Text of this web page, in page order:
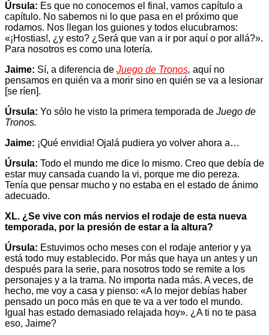
Úrsula: Es que no conocemos el final, vamos capítulo a
capítulo. No sabemos ni lo que pasa en el próximo que
rodamos. Nos llegan los guiones y todos elucubramos:
«¡Hostias!, ¿y esto? ¿Será que van a ir por aquí o por allá?».
Para nosotros es como una lotería.
Jaime: Sí, a diferencia de Juego de Tronos, aquí no
pensamos en quién va a morir sino en quién se va a lesionar
[se ríen].
Úrsula: Yo sólo he visto la primera temporada de Juego de
Tronos.
Jaime: ¡Qué envidia! Ojalá pudiera yo volver ahora a…
Úrsula: Todo el mundo me dice lo mismo. Creo que debía de
estar muy cansada cuando la vi, porque me dio pereza.
Tenía que pensar mucho y no estaba en el estado de ánimo
adecuado.
XL. ¿Se vive con más nervios el rodaje de esta nueva
temporada, por la presión de estar a la altura?
Úrsula: Estuvimos ocho meses con el rodaje anterior y ya
está todo muy establecido. Por más que haya un antes y un
después para la serie, para nosotros todo se remite a los
personajes y a la trama. No importa nada más. A veces, de
hecho, me voy a casa y pienso: «A lo mejor debías haber
pensado un poco más en que te va a ver todo el mundo.
Igual has estado demasiado relajada hoy». ¿A ti no te pasa
eso, Jaime?